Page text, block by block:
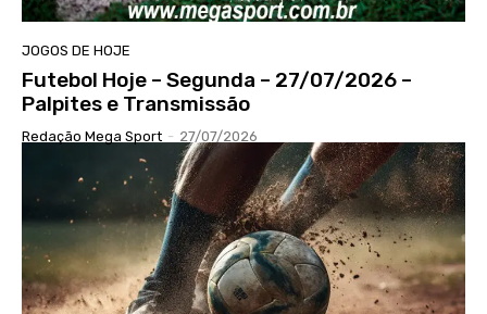
JOGOS DE HOJE
Futebol Hoje – Segunda – 27/07/2026 –
Palpites e Transmissão
Redação Mega Sport - 27/07/2026